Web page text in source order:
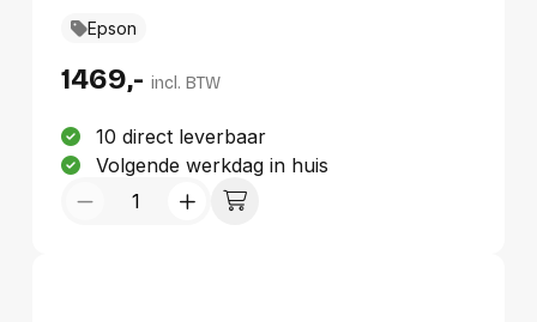
hybride, Levensduur van de lichtbron: 20000
(besparingsmodus): 30000 uur. Focus:
Zoomverhouding: 1.35:1. Video kleurenmodi:
Schoolbord, Bioscoop, Dynamisch,
Presentatie, sRGB. Soort serieële aansluiting:
RS-232C
Epson
1469,- incl. BTW
10 direct leverbaar
Volgende werkdag in huis